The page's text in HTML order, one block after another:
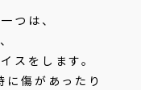
つは、
スをします。
傷があったり